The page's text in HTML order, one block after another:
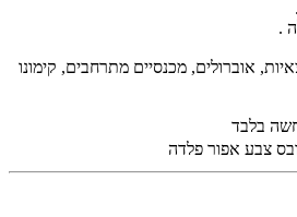
.
אוברולים, מכנסיים מתרחבים, קימונו
בלבד
צבע אפור פלדה